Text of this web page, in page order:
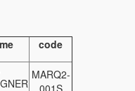
code
MARQ2-
001S